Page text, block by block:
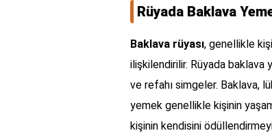
Rüyada Baklava
Baklava rüyası, genellikle
ilişkilendirilir. Rüyada baklava
ve refahı simgeler. Baklava,
yemek genellikle kişinin
kişinin kendisini